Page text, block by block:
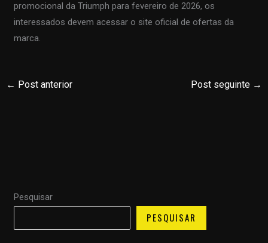
promocional da Triumph para fevereiro de 2026, os
interessados devem acessar o site oficial de ofertas da
marca.
← Post anterior Post seguinte →
Pesquisar
PESQUISAR